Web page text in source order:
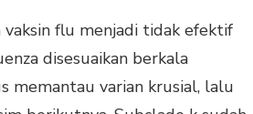
flu menjadi tidak efektif
disesuaikan berkala
memantau varian krusial, lalu